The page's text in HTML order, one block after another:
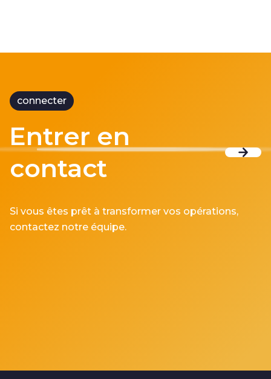
connecter
Entrer en
contact
Si vous êtes prêt à transformer vos opérations,
contactez notre équipe.